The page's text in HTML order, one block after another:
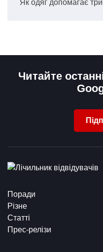
Як одяг допомагає
Читайте
Поради
Різне
Статті
Прес-релізи